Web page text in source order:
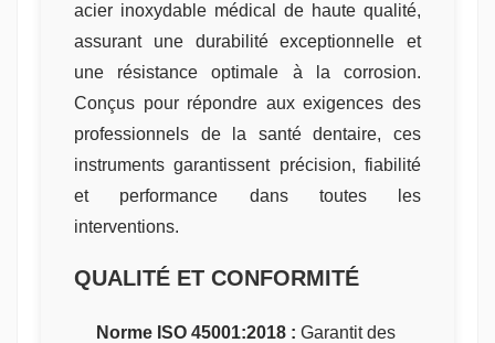
acier inoxydable médical de haute qualité,
assurant une durabilité exceptionnelle et
une résistance optimale à la corrosion.
Conçus pour répondre aux exigences des
professionnels de la santé dentaire, ces
instruments garantissent précision, fiabilité
et performance dans toutes les
interventions.
QUALITÉ ET CONFORMITÉ
Norme ISO 45001:2018 : Garantit des